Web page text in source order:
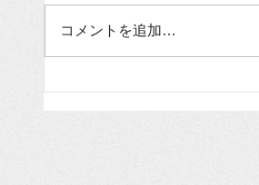
授業備品
NO.311（2026.7.6）「動く
コメントを追加…